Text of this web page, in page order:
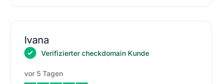
Ivana
Verifizierter checkdomain Kunde
vor 5 Tagen